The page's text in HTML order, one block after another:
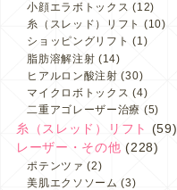
小顔エラボトックス (12)
糸（スレッド）リフト (10)
ショッピングリフト (1)
脂肪溶解注射 (14)
ヒアルロン酸注射 (30)
マイクロボトックス (4)
二重アゴレーザー治療 (5)
糸（スレッド）リフト
(59)
レーザー・その他 (228)
ポテンツァ (2)
美肌エクソソーム (3)